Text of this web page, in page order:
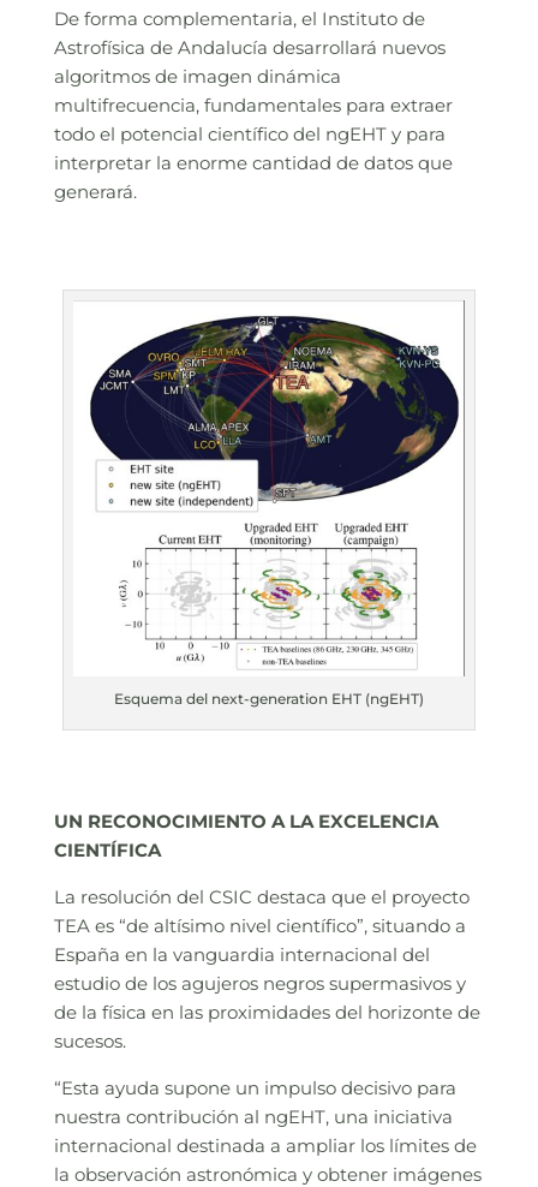
De forma complementaria, el Instituto de
Astrofísica de Andalucía desarrollará nuevos
algoritmos de imagen dinámica
multifrecuencia, fundamentales para extraer
todo el potencial científico del ngEHT y para
interpretar la enorme cantidad de datos que
generará.
Esquema del next-generation EHT (ngEHT)
UN RECONOCIMIENTO A LA EXCELENCIA
CIENTÍFICA
La resolución del CSIC destaca que el proyecto
TEA es “de altísimo nivel científico”, situando a
España en la vanguardia internacional del
estudio de los agujeros negros supermasivos y
de la física en las proximidades del horizonte de
sucesos.
“Esta ayuda supone un impulso decisivo para
nuestra contribución al ngEHT, una iniciativa
internacional destinada a ampliar los límites de
la observación astronómica y obtener imágenes